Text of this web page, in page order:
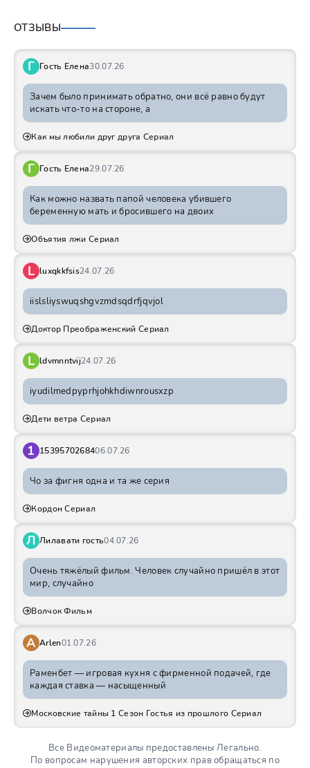
ОТЗЫВЫ
Г Гость Елена30.07.26
Зачем было принимать обратно, они всё равно будут
искать что-то на стороне, а
Как мы любили друг друга Сериал
Г Гость Елена29.07.26
Как можно назвать папой человека убившего
беременную мать и бросившего на двоих
Объятия лжи Сериал
L luxqkkfsis24.07.26
iislsliyswuqshgvzmdsqdrfjqvjol
Доктор Преображенский Сериал
L ldvmnntvij24.07.26
iyudilmedpyprhjohkhdiwnrousxzp
Дети ветра Сериал
1 1539570268406.07.26
Чо за фигня одна и та же серия
Кордон Сериал
Л Лилавати гость04.07.26
Очень тяжёлый фильм. Человек случайно пришёл в этот
мир, случайно
Волчок Фильм
A Arlen01.07.26
Раменбет — игровая кухня с фирменной подачей, где
каждая ставка — насыщенный
Московские тайны 1 Сезон Гостья из прошлого Сериал
Все Видеоматериалы предоставлены Легально.
По вопросам нарушения авторских прав обращаться по